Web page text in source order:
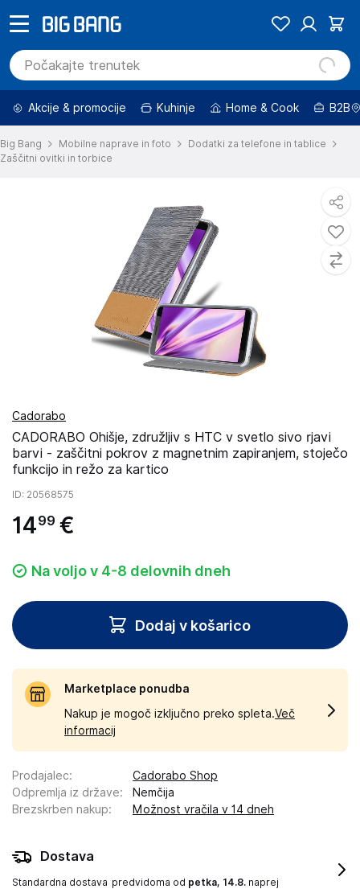
Akcije & promocije Kuhinje Home & Cook B2B
Big Bang Mobilne naprave in foto
Dodatki za telefone in tablice
Zaščitni ovitki in torbice
Cadorabo
CADORABO Ohišje, združljiv s HTC v svetlo sivo rjavi
barvi - zaščitni pokrov z magnetnim zapiranjem, stoječo
funkcijo in režo za kartico
ID: 20568575
1499 €
Na voljo v 4-8 delovnih dneh
Dodaj v košarico
Marketplace ponudba
Nakup je mogoč izključno preko spleta.Več
informacij
Prodajalec:
Cadorabo Shop
Odpremlja iz države:
Nemčija
Brezskrben nakup: Možnost vračila v 14 dneh
Dostava
Standardna dostava predvidoma od petka, 14.8. naprej